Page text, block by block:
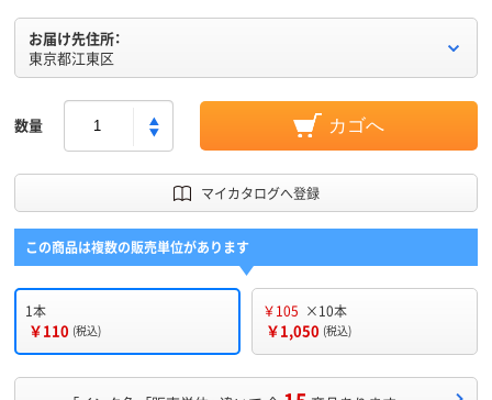
お届け先住所：
東京都江東区
数量 カゴへ
マイカタログへ登録
この商品は複数の販売単位があります
1本
￥110 (税込)
￥105 ×10本
￥1,050 (税込)